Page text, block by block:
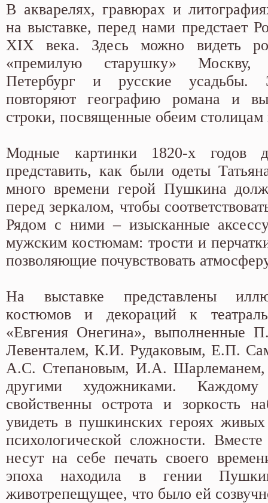
В акварелях, гравюрах и
на выставке, перед нами предстает
XIX века. Здесь можно видеть
«премилую старушку» Москву,
Петербург и русские усадьбы.
повторяют географию романа и
строки, посвященные обеим столицам
Модные картинки 1820-х годов
представить, как были одеты
много времени герой Пушкина
перед зеркалом, чтобы
Рядом с ними – изысканные
мужским костюмам: трости и
позволяющие почувствовать
На выставке представлены
костюмов и декораций к
«Евгения Онегина», выполненные
Левенталем, К.И. Рудаковым, Е.П.
А.С. Степановым, И.А.
другими художниками.
свойственны острота и зоркость
увидеть в пушкинских героях
психологической сложности.
несут на себе печать своего
эпоха находила в гении
животрепещущее, что было ей